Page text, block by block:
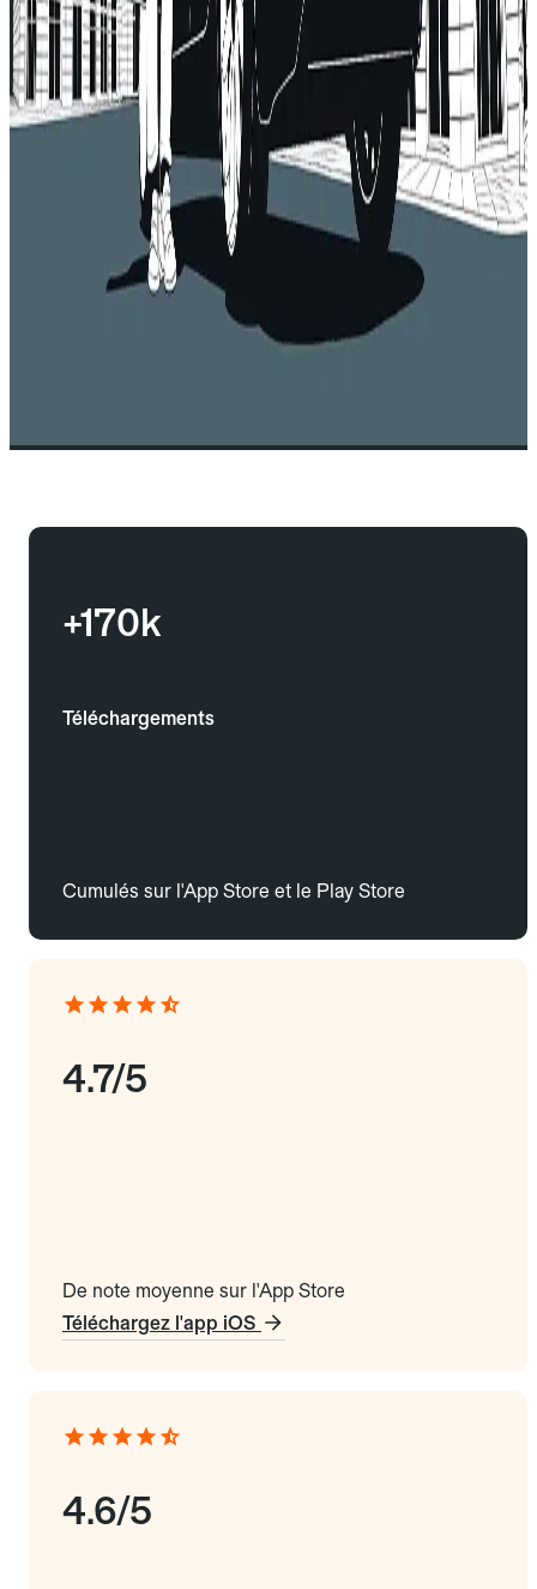
+170k
Téléchargements
Cumulés sur l'App Store et le Play Store
4.7/5
De note moyenne sur l'App Store
Téléchargez l'app iOS
4.6/5